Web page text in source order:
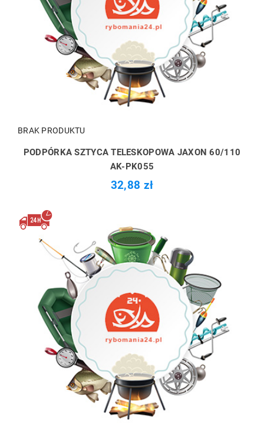
BRAK PRODUKTU
PODPÓRKA SZTYCA TELESKOPOWA JAXON 60/110
AK-PK055
32,88 zł